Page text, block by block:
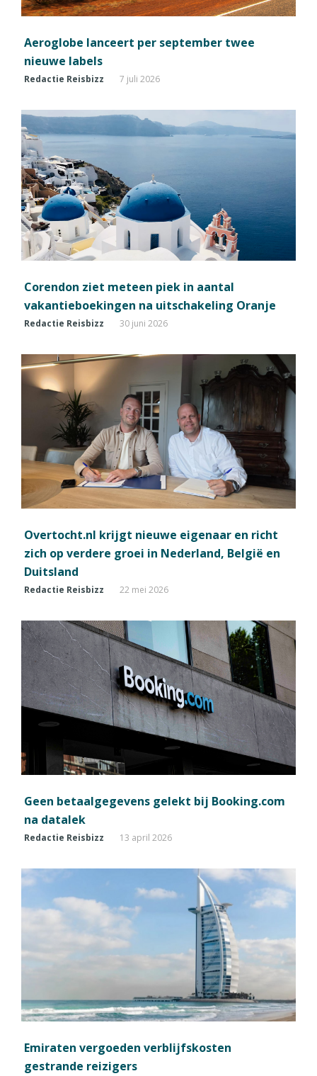
Aeroglobe lanceert per september twee
nieuwe labels
Redactie Reisbizz 7 juli 2026
Corendon ziet meteen piek in aantal
vakantieboekingen na uitschakeling Oranje
Redactie Reisbizz 30 juni 2026
Overtocht.nl krijgt nieuwe eigenaar en richt
zich op verdere groei in Nederland, België en
Duitsland
Redactie Reisbizz 22 mei 2026
Geen betaalgegevens gelekt bij Booking.com
na datalek
Redactie Reisbizz 13 april 2026
Emiraten vergoeden verblijfskosten
gestrande reizigers